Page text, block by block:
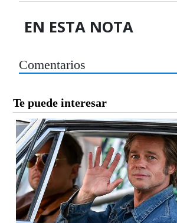
EN ESTA NOTA
Comentarios